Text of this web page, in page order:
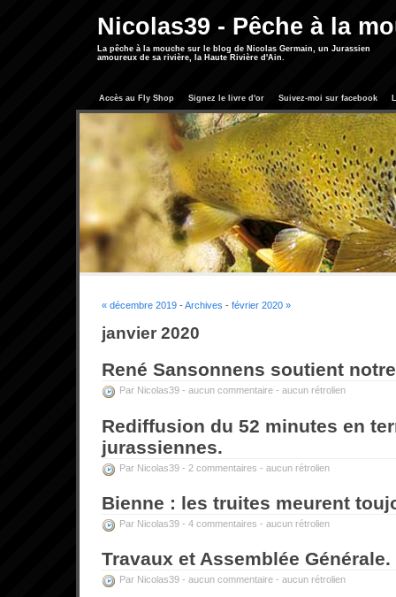
Nicolas39 - Pêche à la
La pêche à la mouche sur le blog de Nicolas Germain, un Jurassien
amoureux de sa rivière, la Haute Rivière d'Ain.
Accès au Fly Shop Signez le livre d'or Suivez-moi sur facebook
« décembre 2019 -Archives - février 2020 »
janvier 2020
René Sansonnens soutient
Par Nicolas39 - aucun commentaire - aucun rétrolien
Rediffusion du 52 minutes en
jurassiennes.
Par Nicolas39 - 2 commentaires - aucun rétrolien
Bienne : les truites meurent
Par Nicolas39 - 4 commentaires - aucun rétrolien
Travaux et Assemblée Générale.
Par Nicolas39 - aucun commentaire - aucun rétrolien